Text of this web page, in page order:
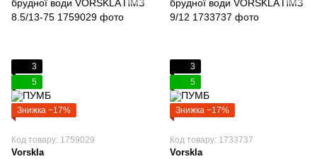
3
5
Знижка −17%
Код товару: 1759029
Vorskla
3
5
Знижка −17%
Код товару: 1733737
Vorskla